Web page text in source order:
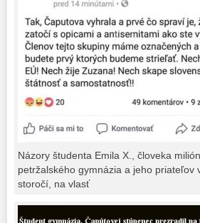
Názory študenta Emila X., človeka
petržalského gymnázia a jeho priateľov v
storočí, na vlasť